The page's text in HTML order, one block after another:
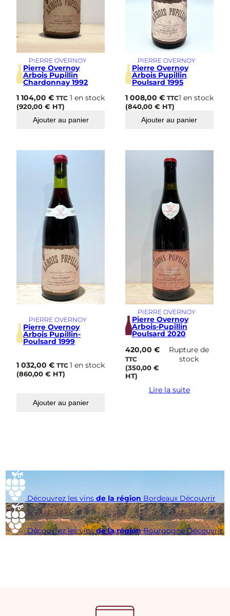
PIERRE OVERNOY
Pierre Overnoy
Arbois Pupillin
Chardonnay 1992
1 104,00€ TTC
(920,00€ HT)
1 en stock
Ajouter au panier
PIERRE OVERNOY
Pierre Overnoy
Arbois Pupillin
Poulsard 1995
1 008,00 € TTC
(840,00 €HT)
1 en stock
Ajouter au panier
PIERRE OVERNOY
Pierre Overnoy
Arbois Pupillin-
Poulsard 1999
1 032,00€ TTC
(860,00€ HT)
1 en stock
Ajouter au panier
PIERRE OVERNOY
Pierre Overnoy
Arbois-Pupillin
Poulsard 2020
420,00 €
TTC
(350,00 €
HT)
Rupture de
stock
Lire la suite
Découvrez les vins de la région Bordeaux Découvrir
Découvrez les vins de la régionBourgogne Découvrir